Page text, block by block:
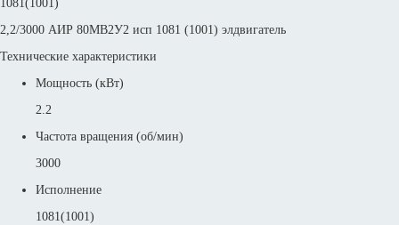
1081(1001)
2,2/3000 АИР 80МВ2У2 исп 1081 (1001) элдвигатель
Технические характеристики
Мощность (кВт)
2.2
Частота вращения (об/мин)
3000
Исполнение
1081(1001)